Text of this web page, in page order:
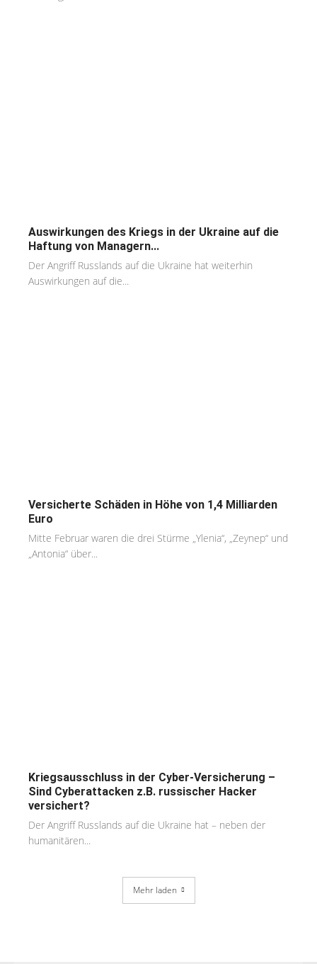
Auswirkungen des Kriegs in der Ukraine auf die
Haftung von Managern...
Der Angriff Russlands auf die Ukraine hat weiterhin
Auswirkungen auf die...
Versicherte Schäden in Höhe von 1,4 Milliarden
Euro
Mitte Februar waren die drei Stürme „Ylenia“, „Zeynep“ und
„Antonia“ über...
Kriegsausschluss in der Cyber-Versicherung –
Sind Cyberattacken z.B. russischer Hacker
versichert?
Der Angriff Russlands auf die Ukraine hat – neben der
humanitären...
Mehr laden